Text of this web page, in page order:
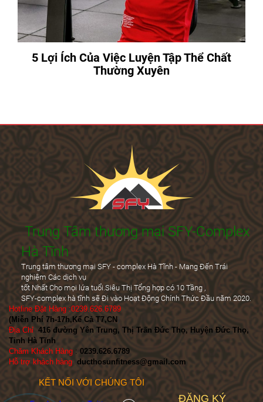
5 Lợi Ích Của Việc Luyện Tập Thể Chất
Thường Xuyên
Trung Tâm thương mại SFY-Complex
Hà Tĩnh
Trung tâm thương mại SFY - complex Hà Tĩnh - Mang Đến Trái
nghiệm Các dịch vụ
tốt Nhất Cho mọi lứa tuổi.Siêu Thị Tổng hợp có 10 Tầng ,
SFY-complex hà tĩnh sẽ Đi vào Hoạt Động Chính Thức Đầu năm 2020.
Hotline Đặt Hàng :0239.626.6789
(Miễn Phí 7h-17h,Kể Cả T7,CN
Địa Chỉ 416 đường Yên Trung, Thị Trấn Đức Thọ, Huyện Đức Thọ,
Tỉnh Hà Tĩnh
Chăm Khách Hàng : 0239.626.6789
Hỗ trợ khách hàng ducthosunfitness@gmail.com
KẾT NỐI VỚI CHÚNG TÔI
ĐĂNG KÝ